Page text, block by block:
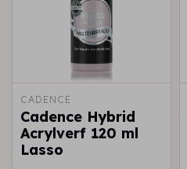
CADENCE
Cadence Hybrid
Acrylverf 120 ml
Lasso